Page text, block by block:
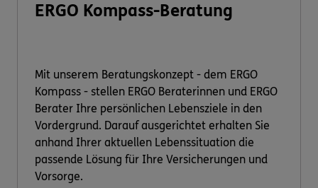
ERGO Kompass-Beratung
Mit unserem Beratungskonzept - dem ERGO
Kompass - stellen ERGO Beraterinnen und ERGO
Berater Ihre persönlichen Lebensziele in den
Vordergrund. Darauf ausgerichtet erhalten Sie
anhand Ihrer aktuellen Lebenssituation die
passende Lösung für Ihre Versicherungen und
Vorsorge.